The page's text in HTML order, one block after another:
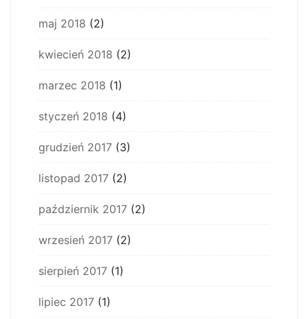
maj 2018 (2)
kwiecień 2018 (2)
marzec 2018 (1)
styczeń 2018 (4)
grudzień 2017 (3)
listopad 2017 (2)
październik 2017 (2)
wrzesień 2017 (2)
sierpień 2017 (1)
lipiec 2017 (1)